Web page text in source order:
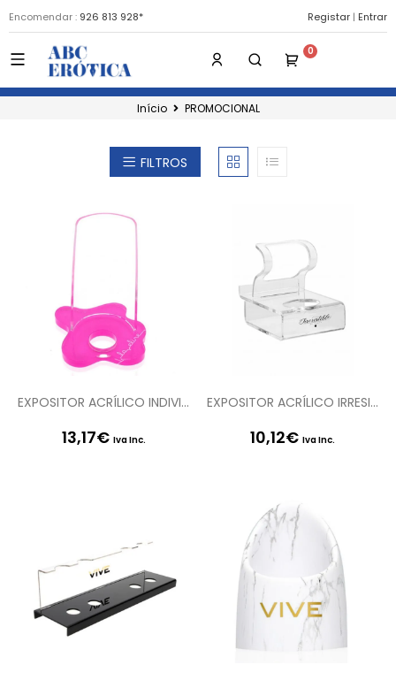
Encomendar : 926 813 928* Registar | Entrar
Início PROMOCIONAL
FILTROS
EXPOSITOR ACRÍLICO INDIVIDUAL LOVELINE
13,17€ Iva Inc.
EXPOSITOR ACRÍLICO IRRESISTIBLE
10,12€ Iva Inc.